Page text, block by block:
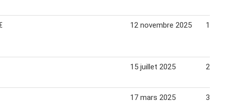
12 novembre 2025 16
15 juillet 2025 27
17 mars 2025 30